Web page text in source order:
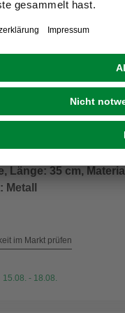
Länge: 35 cm, Material
im Markt prüfen
- 18.08.